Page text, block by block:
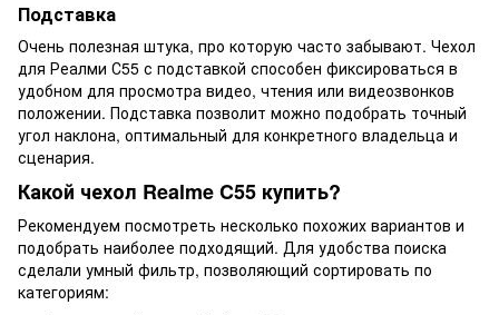
Подставка
Очень полезная штука, про которую часто забывают. Чехол
для Реалми С55 с подставкой способен фиксироваться в
удобном для просмотра видео, чтения или видеозвонков
положении. Подставка позволит можно подобрать точный
угол наклона, оптимальный для конкретного владельца и
сценария.
Какой чехол Realme C55 купить?
Рекомендуем посмотреть несколько похожих вариантов и
подобрать наиболее подходящий. Для удобства поиска
сделали умный фильтр, позволяющий сортировать по
категориям: